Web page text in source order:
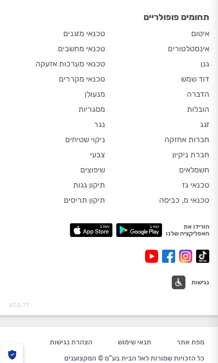
תחומים פופולריים
איטום
אינסטלטורים
גנן
דוד שמש
הדברה
הובלות
זגג
חברות אחזקה
חברת ניקיון
חשמלאים
טכנאי גז
טכנאי מ. כביסה
טכנאי מזגנים
טכנאי מחשבים
טכנאי מערכות אזעקה
טכנאי מקררים
מנעולן
מסגריות
נגר
ניקוי שטיחים
צבעי
שיפוצים
תיקון גגות
תיקון תריסים
הורידו את
האפליקציה שלנו
נגישות
V7.0.77
מפת אתר תנאי שימוש
הצהרת נגישות
כל הזכויות שמורות לאל הבית בע"מ © המקצוענים